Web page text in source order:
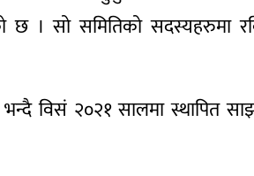
छ । सो समितिको सदस्यहरुमा
विसं २०२१ सालमा स्थापित